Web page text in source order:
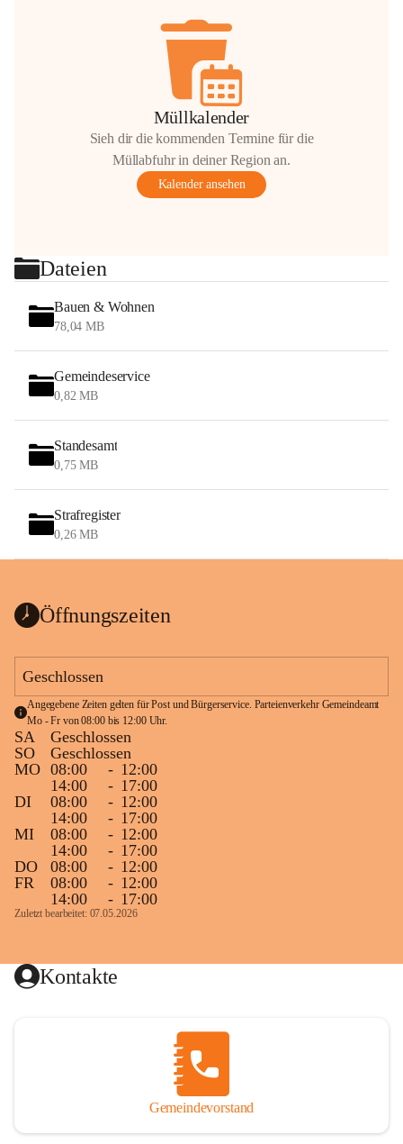
Müllkalender
Sieh dir die kommenden Termine für die
Müllabfuhr in deiner Region an.
Kalender ansehen
Dateien
Bauen & Wohnen
78,04 MB
Gemeindeservice
0,82 MB
Standesamt
0,75 MB
Strafregister
0,26 MB
Öffnungszeiten
Geschlossen
Angegebene Zeiten gelten für Post und Bürgerservice. Parteienverkehr Gemeindeamt
Mo - Fr von 08:00 bis 12:00 Uhr.
SA
Geschlossen
SO
Geschlossen
MO 08:00 - 12:00
14:00
- 17:00
DI
08:00 - 12:00
14:00
- 17:00
MI
08:00 - 12:00
14:00
- 17:00
DO
08:00 - 12:00
FR
08:00 - 12:00
14:00
- 17:00
Zuletzt bearbeitet: 07.05.2026
Kontakte
Gemeindevorstand